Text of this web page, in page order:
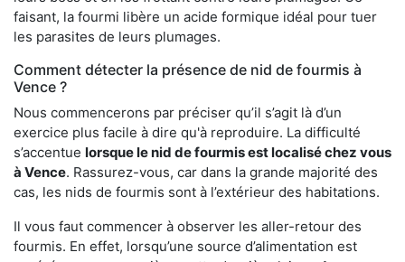
faisant, la fourmi libère un acide formique idéal pour tuer
les parasites de leurs plumages.
Comment détecter la présence de nid de fourmis à
Vence ?
Nous commencerons par préciser qu’il s’agit là d’un
exercice plus facile à dire qu'à reproduire. La difficulté
s’accentue lorsque le nid de fourmis est localisé chez vous
à Vence. Rassurez-vous, car dans la grande majorité des
cas, les nids de fourmis sont à l’extérieur des habitations.
Il vous faut commencer à observer les aller-retour des
fourmis. En effet, lorsqu’une source d’alimentation est